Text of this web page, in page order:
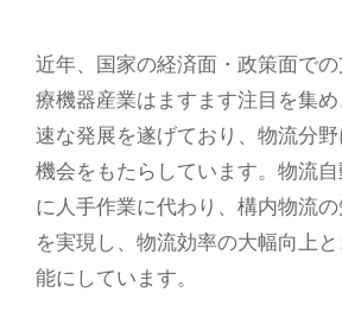
近年、国家の経済面・政策面で
療機器産業はますます注目を集
速な発展を遂げており、物流分
機会をもたらしています。物流
に人手作業に代わり、構内物流
を実現し、物流効率の大幅向上
能にしています。